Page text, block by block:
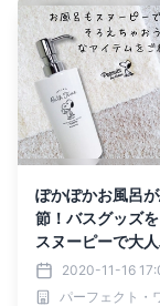
ぽかぽかお風呂
節！バスグッズ
スヌーピーで大
2020-11-16